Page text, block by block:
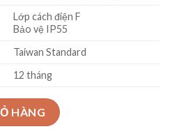
Lớp cách điện F
Bảo vệ IP55
Taiwan Standard
12 tháng
Showfou model SHLF4-8T
HÀNG